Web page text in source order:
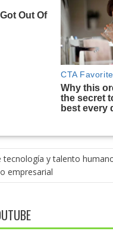
tecnología y talento
empresarial